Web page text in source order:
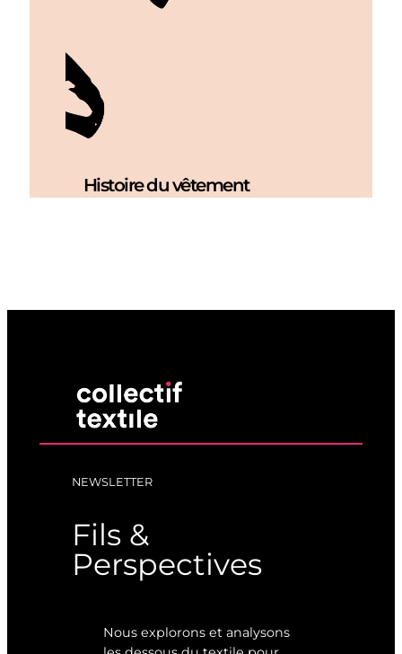
Histoire du vêtement
NEWSLETTER
Fils &
Perspectives
Nous explorons et analysons